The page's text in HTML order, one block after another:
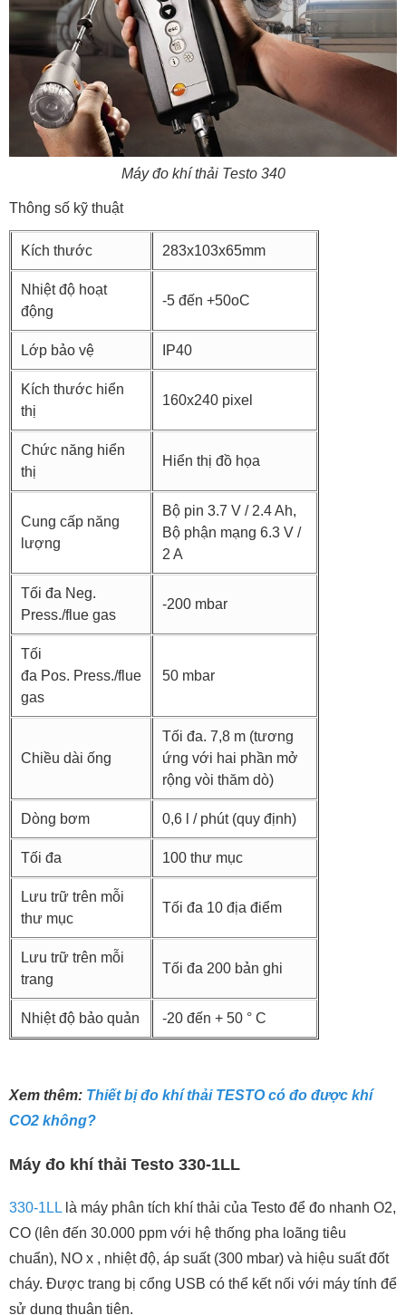
Máy đo khí thải Testo 340
Thông số kỹ thuật
Kích thước 283x103x65mm
Nhiệt độ hoạt
động
-5 đến +50oC
Lớp bảo vệ IP40
Kích thước hiển
thị
160x240 pixel
Chức năng hiển
thị
Hiển thị đồ họa
Cung cấp năng
lượng
Bộ pin 3.7 V / 2.4 Ah,
Bộ phận mạng 6.3 V /
2 A
Tối đa Neg.
Press./flue gas
-200 mbar
Tối
đa Pos. Press./flue
gas
50 mbar
Chiều dài ống
Tối đa. 7,8 m (tương
ứng với hai phần mở
rộng vòi thăm dò)
Dòng bơm 0,6 l / phút (quy định)
Tối đa 100 thư mục
Lưu trữ trên mỗi
thư mục
Tối đa 10 địa điểm
Lưu trữ trên mỗi
trang
Tối đa 200 bản ghi
Nhiệt độ bảo quản -20 đến + 50 ° C
Xem thêm: Thiết bị đo khí thải TESTO có đo được khí
CO2 không?
Máy đo khí thải Testo 330-1LL
330-1LL là máy phân tích khí thải của Testo để đo nhanh O2,
CO (lên đến 30.000 ppm với hệ thống pha loãng tiêu
chuẩn), NO x , nhiệt độ, áp suất (300 mbar) và hiệu suất đốt
cháy. Được trang bị cổng USB có thể kết nối với máy tính để
sử dụng thuận tiện.